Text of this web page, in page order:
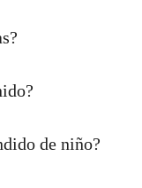
de niño?